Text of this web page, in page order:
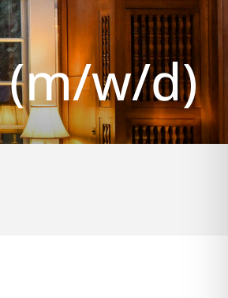
Übernachtung
& Kultur
Stellenanzeigenw/d)